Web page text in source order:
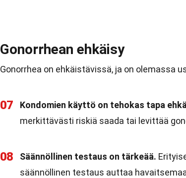
Gonorrhean ehkäisy
Gonorrhea on ehkäistävissä, ja on olemassa
07 Kondomien käyttö on tehokas tapa
merkittävästi riskiä saada tai levittää
08 Säännöllinen testaus on tärkeää.
säännöllinen testaus auttaa